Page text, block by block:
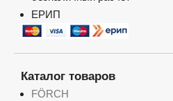
ЕРИП
Каталог товаров
FÖRCH